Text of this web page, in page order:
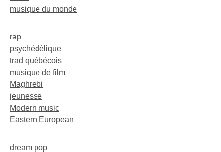
musique du monde
rap
psychédélique
trad québécois
musique de film
Maghrebi
jeunesse
Modern music
Eastern European
dream pop